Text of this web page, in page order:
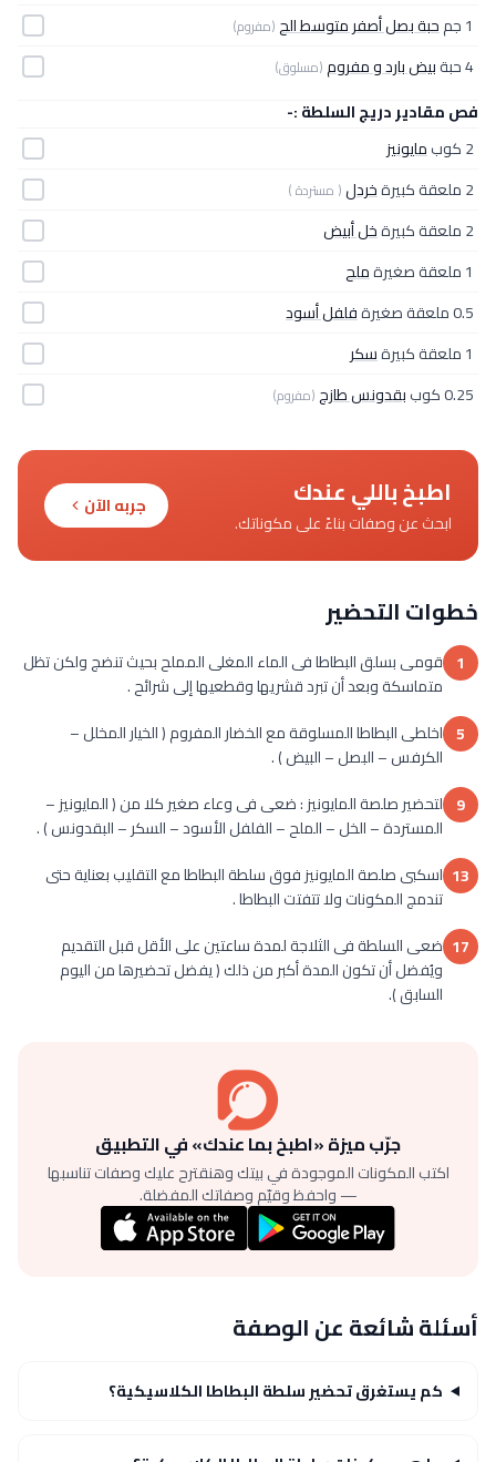
1 جم حبة بصل أصفر متوسط الح(مفروم)
4 حبة بيض بارد و مفروم(مسلوق)
فص مقادير دريج السلطة :-
2 كوب
مايونيز
2 ملعقة كبيرة
خردل( مستردة )
2 ملعقة كبيرة
خل أبيض
1 ملعقة صغيرة
ملح
0.5 ملعقة صغيرة
فلفل أسود
1 ملعقة كبيرة
سكر
0.25 كوب
بقدونس طازج(مفروم)
اطبخ باللي عندك
ابحث عن وصفات بناءً على مكوناتك.
جربه الآن
خطوات التحضير
1 قومى بسلق البطاطا فى الماء المغلى المملح بحيث تنضج ولكن تظل
متماسكة وبعد أن تبرد قشريها وقطعيها إلى شرائح .
5 اخلطى البطاطا المسلوقة مع الخضار المفروم ( الخيار المخلل –
الكرفس – البصل – البيض ) .
9 لتحضير صلصة المايونيز : ضعى فى وعاء صغير كلا من ( المايونيز –
المستردة – الخل – الملح – الفلفل الأسود – السكر – البقدونس ) .
13 اسكبى صلصة المايونيز فوق سلطة البطاطا مع التقليب بعناية حتى
تندمج المكونات ولا تتفتت البطاطا .
17 ضعى السلطة فى الثلاجة لمدة ساعتين على الأقل قبل التقديم
ويُفضل أن تكون المدة أكبر من ذلك ( يفضل تحضيرها من اليوم
السابق ).
جرّب ميزة «اطبخ بما عندك» في التطبيق
اكتب المكونات الموجودة في بيتك وهنقترح عليك وصفات تناسبها
— واحفظ وقيّم وصفاتك المفضلة.
أسئلة شائعة عن الوصفة
كم يستغرق تحضير سلطة البطاطا الكلاسيكية؟